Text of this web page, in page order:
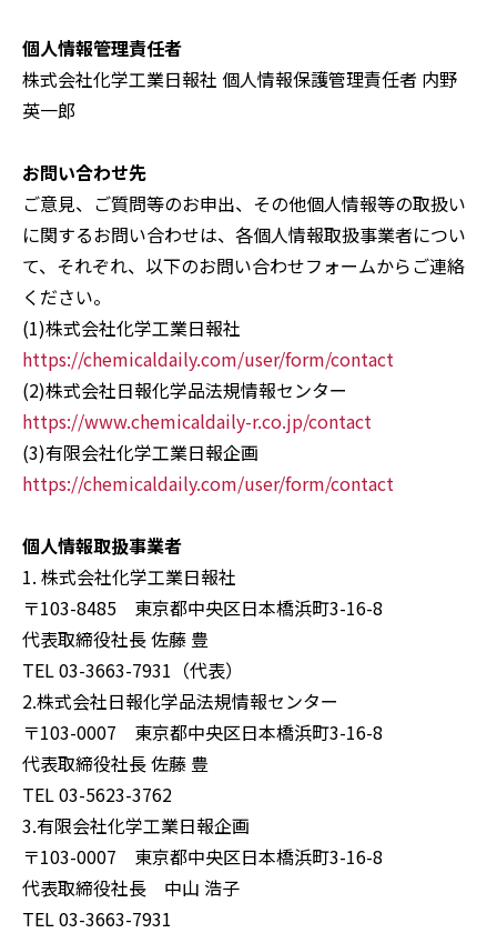
個人情報管理責任者
株式会社化学工業日報社 個人情報保護管理責任者 内野
英一郎
お問い合わせ先
ご意見、ご質問等のお申出、その他個人情報等の取扱い
に関するお問い合わせは、各個人情報取扱事業者につい
て、それぞれ、以下のお問い合わせフォームからご連絡
ください。
(1)株式会社化学工業日報社
https://chemicaldaily.com/user/form/contact
(2)株式会社日報化学品法規情報センター
https://www.chemicaldaily-r.co.jp/contact
(3)有限会社化学工業日報企画
https://chemicaldaily.com/user/form/contact
個人情報取扱事業者
1. 株式会社化学工業日報社
〒103-8485 東京都中央区日本橋浜町3-16-8
代表取締役社長 佐藤 豊
TEL 03-3663-7931（代表）
2.株式会社日報化学品法規情報センター
〒103-0007 東京都中央区日本橋浜町3-16-8
代表取締役社長 佐藤 豊
TEL 03-5623-3762
3.有限会社化学工業日報企画
〒103-0007 東京都中央区日本橋浜町3-16-8
代表取締役社長 中山 浩子
TEL 03-3663-7931